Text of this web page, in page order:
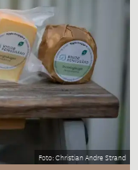
Christian Andre Strand